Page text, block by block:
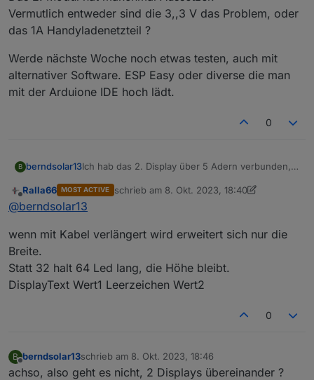
Vermutlich entweder sind die 3,,3 V das Problem, oder
das 1A Handyladenetzteil ?
Werde nächste Woche noch etwas testen, auch mit
alternativer Software. ESP Easy oder diverse die man
mit der Arduione IDE hoch lädt.
0
B berndsolar13Ich hab das 2. Display über 5 Adern verbunden,
und da das 2. Display angestöpselt.
Dann hab ich über die Konsole DisplayHeight 16
eingegeben
etwas in Zeile X zu schreiben
Das Problem, er gibt die [ xxx ] Klammer Befehle
Ich denke das ist wohl für eine Rule, und nicht
für die direkte Eingabe über die Konsole.
Bei 2. Diplaymodulen dann mit DisplayWidth 64
eingegeben.
Vermutlich entweder sind die 3,,3 V das Problem,
mit alternativer Software. ESP Easy oder diverse
Offline
Ralla66 MOST ACTIVE schrieb am 8. Okt. 2023, 18:40
zuletzt editiert von Ralla6610. Aug. 2023,
@berndsolar13
wenn mit Kabel verlängert wird erweitert sich nur die
Breite.
Statt 32 halt 64 Led lang, die Höhe bleibt.
DisplayText Wert1 Leerzeichen Wert2
0
B
Offline
berndsolar13schrieb am 8. Okt. 2023, 18:46
zuletzt editiert von
achso, also geht es nicht, 2 Displays übereinander ?